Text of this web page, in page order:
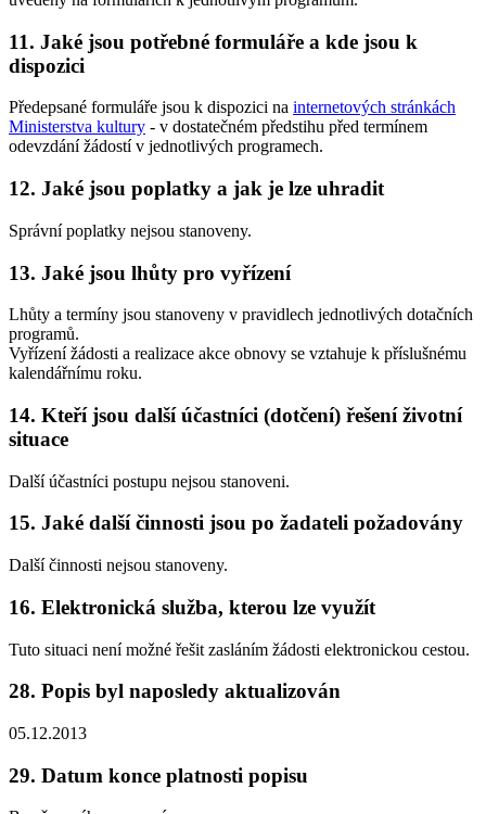
11. Jaké jsou potřebné formuláře a kde jsou k
dispozici
Předepsané formuláře jsou k dispozici na internetových stránkách
Ministerstva kultury - v dostatečném předstihu před termínem
odevzdání žádostí v jednotlivých programech.
12. Jaké jsou poplatky a jak je lze uhradit
Správní poplatky nejsou stanoveny.
13. Jaké jsou lhůty pro vyřízení
Lhůty a termíny jsou stanoveny v pravidlech jednotlivých dotačních
programů.
Vyřízení žádosti a realizace akce obnovy se vztahuje k příslušnému
kalendářnímu roku.
14. Kteří jsou další účastníci (dotčení) řešení životní
situace
Další účastníci postupu nejsou stanoveni.
15. Jaké další činnosti jsou po žadateli požadovány
Další činnosti nejsou stanoveny.
16. Elektronická služba, kterou lze využít
Tuto situaci není možné řešit zasláním žádosti elektronickou cestou.
28. Popis byl naposledy aktualizován
05.12.2013
29. Datum konce platnosti popisu